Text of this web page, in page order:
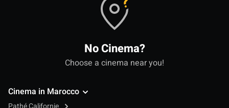
No Cinema?
Choose a cinema near you!
Cinema in Marocco